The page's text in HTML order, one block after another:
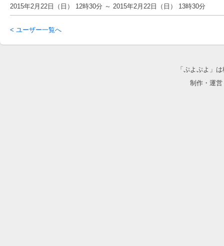
2015年2月22日（日） 12時30分 ～ 2015年2月22日（日） 13時30分
< ユーザー一覧へ
「ぷよぷよ」
制作・運営